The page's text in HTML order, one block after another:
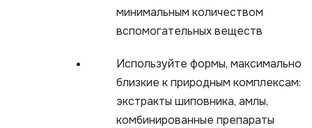
минимальным количеством
вспомогательных веществ
Используйте формы, максимально
близкие к природным комплексам:
экстракты шиповника, амлы,
комбинированные препараты